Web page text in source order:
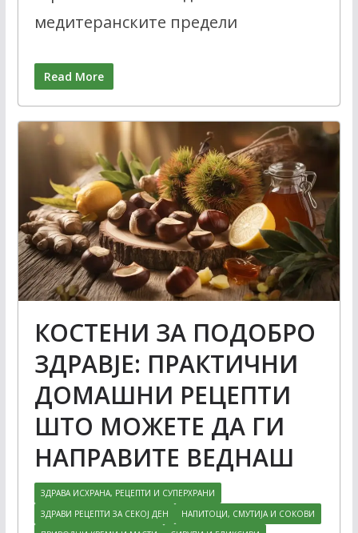
медитеранските предели
Read More
КОСТЕНИ ЗА ПОДОБРО
ЗДРАВЈЕ: ПРАКТИЧНИ
ДОМАШНИ РЕЦЕПТИ
ШТО МОЖЕТЕ ДА ГИ
НАПРАВИТЕ ВЕДНАШ
ЗДРАВА ИСХРАНА, РЕЦЕПТИ И СУПЕРХРАНИ
ЗДРАВИ РЕЦЕПТИ ЗА СЕКОЈ ДЕН
НАПИТОЦИ, СМУТИЈА И СОКОВИ